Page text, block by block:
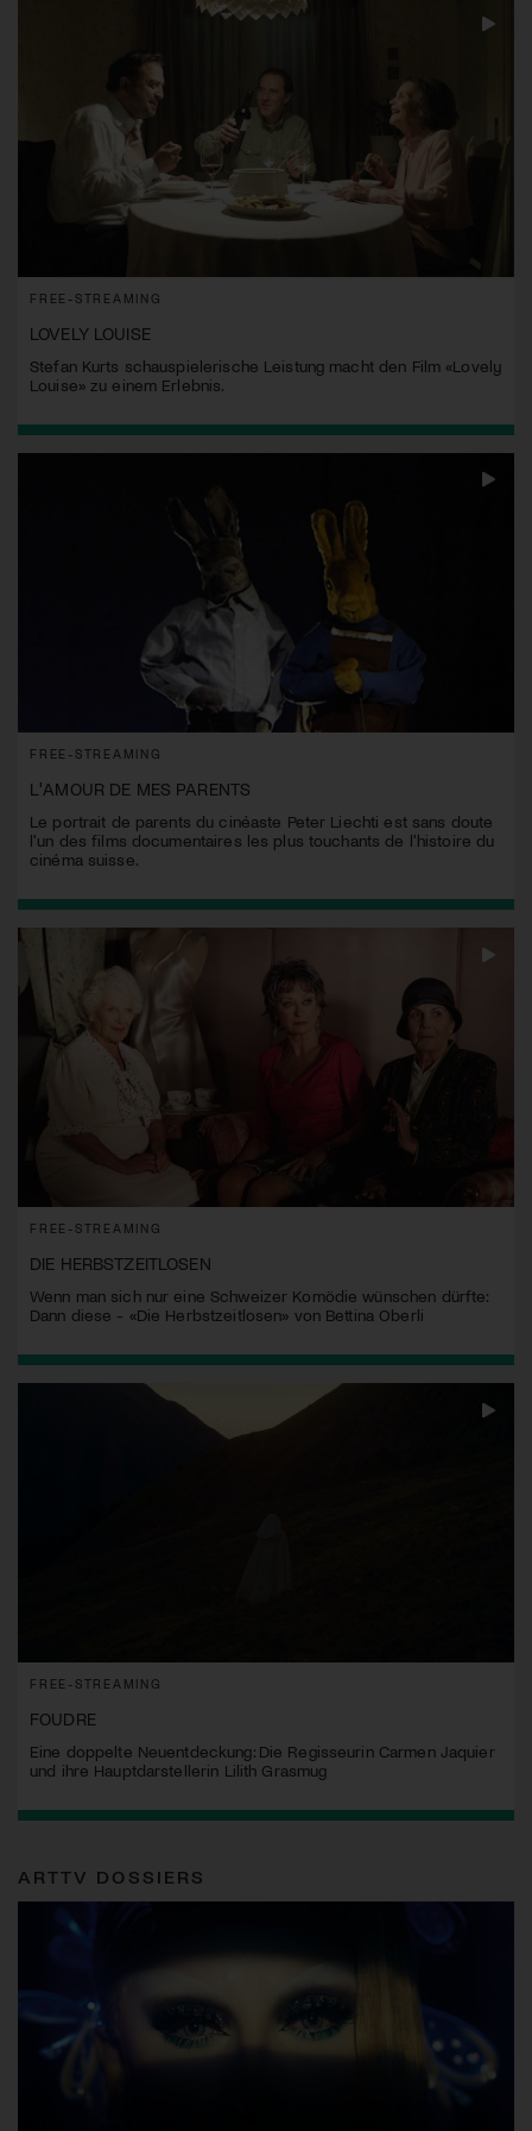
FREE-STREAMING
LOVELY LOUISE
Stefan Kurts schauspielerische Leistung macht den Film «Lovely
Louise» zu einem Erlebnis.
FREE-STREAMING
L'AMOUR DE MES PARENTS
Le portrait de parents du cinéaste Peter Liechti est sans doute
l'un des films documentaires les plus touchants de l'histoire du
cinéma suisse.
FREE-STREAMING
DIE HERBSTZEITLOSEN
Wenn man sich nur eine Schweizer Komödie wünschen dürfte:
Dann diese - «Die Herbstzeitlosen» von Bettina Oberli
FREE-STREAMING
FOUDRE
Eine doppelte Neuentdeckung: Die Regisseurin Carmen Jaquier
und ihre Hauptdarstellerin Lilith Grasmug
ARTTV DOSSIERS